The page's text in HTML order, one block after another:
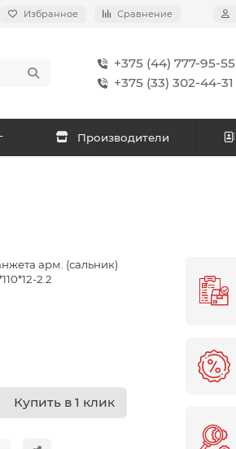
Избранное Сравнение
+375 (44) 777-95-55
+375 (33) 302-44-31
Производители
арм. (сальник)
2.2
Купить в 1 клик